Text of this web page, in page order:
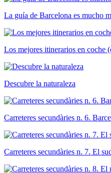
La guía de Barcelona es mucho
Los mejores itinerarios en coche
Descubre la naturaleza
Carreteres secundàries n. 6.
Carreteres secundàries n. 7. El